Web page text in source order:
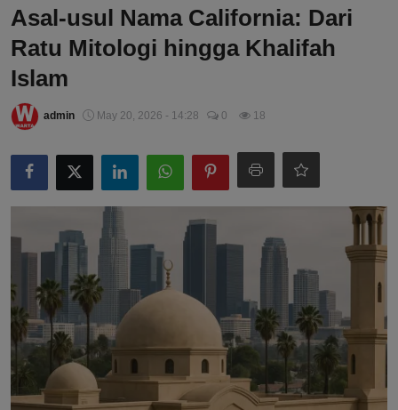
Asal-usul Nama California: Dari
Ratu Mitologi hingga Khalifah
Islam
admin May 20, 2026 - 14:28 0 18